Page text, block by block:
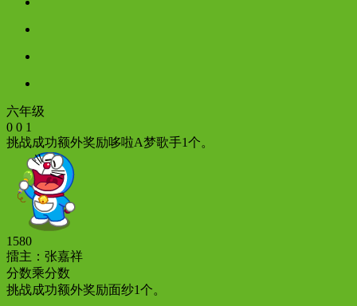
六年级
0 0 1
挑战成功额外奖励哆啦A梦歌手1个。
1580
擂主：张嘉祥
分数乘分数
挑战成功额外奖励面纱1个。